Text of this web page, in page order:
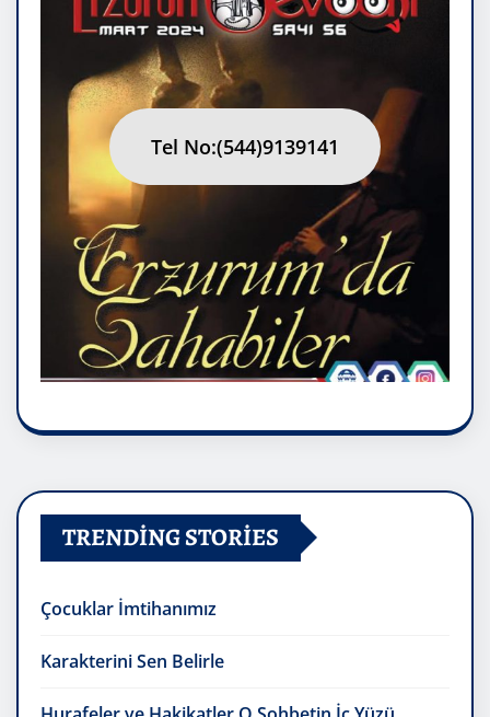
Tel No:(544)9139141
TRENDING STORIES
Çocuklar İmtihanımız
Karakterini Sen Belirle